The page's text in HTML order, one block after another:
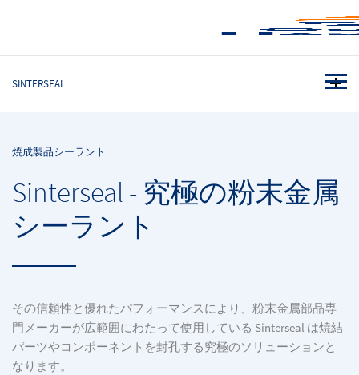
SINTERSEAL
焼成製品シーラント
Sinterseal - 究極の粉末金属
シーラント
その信頼性と優れたパフォーマンスにより、粉末金属部品専
門メーカーが広範囲にわたって使用している Sinterseal は焼結
パーツやコンポーネントを封孔する究極のソリューションと
なります。